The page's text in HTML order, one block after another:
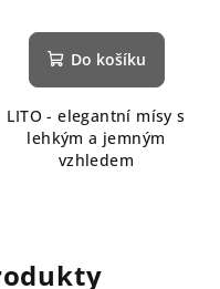
Do košíku
LITO - elegantní mísy s
lehkým a jemným
vzhledem